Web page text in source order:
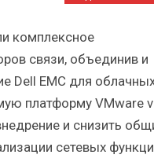
комплексное
связи, объединив и
Dell EMC для
платформу VMware
и снизить
сетевых
Отрасль
Анализ